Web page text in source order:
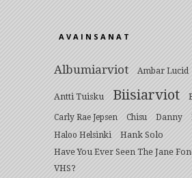
AVAINSANAT
Albumiarviot Ambar Lucid
Antti Tuisku Biisiarviot
Carly Rae Jepsen Chisu Danny
Haloo Helsinki
Hank Solo
Have You Ever Seen The Jane
VHS?